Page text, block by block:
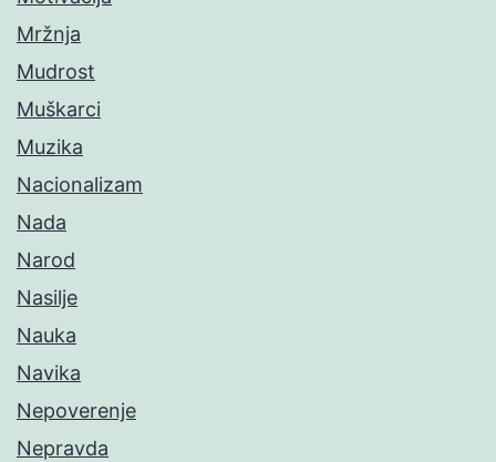
Mržnja
Mudrost
Muškarci
Muzika
Nacionalizam
Nada
Narod
Nasilje
Nauka
Navika
Nepoverenje
Nepravda